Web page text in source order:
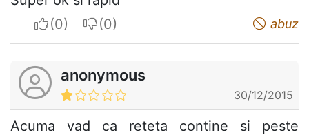
I apreciateI do not appreciate abuz
anonymous
30/12/2015
Acuma vad ca reteta contine si peste